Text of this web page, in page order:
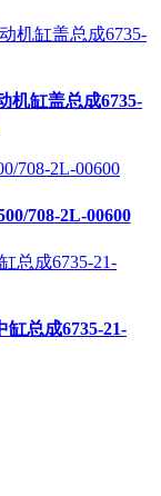
机缸盖总成6735-
708-2L-00600
缸总成6735-21-